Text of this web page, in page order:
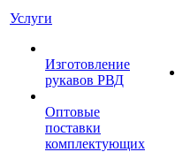
Услуги
Изготовление
рукавов РВД
Оптовые
поставки
комплектующих